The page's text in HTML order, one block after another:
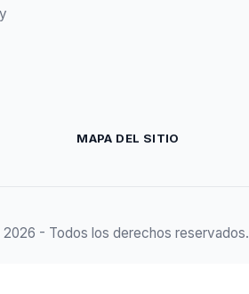
MAPA DEL SITIO
- Todos los derechos reservados.